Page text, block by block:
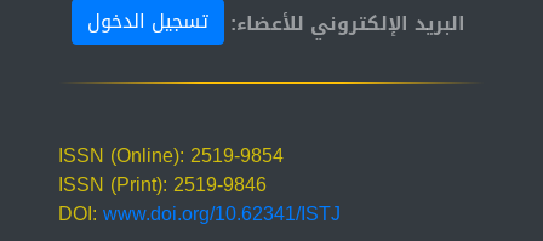
البريد الإلكتروني للأعضاء:
تسجيل الدخول
ISSN (Online): 2519-9854
ISSN (Print): 2519-9846
DOI:www.doi.org/10.62341/ISTJ